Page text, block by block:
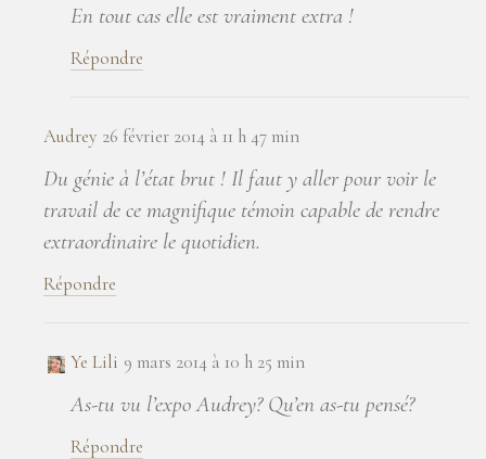
En tout cas elle est vraiment extra !
Répondre
Audrey 26 février 2014 à 11 h 47 min
Du génie à l’état brut ! Il faut y aller pour voir le
travail de ce magnifique témoin capable de rendre
extraordinaire le quotidien.
Répondre
Ye Lili 9 mars 2014 à 10 h 25 min
As-tu vu l’expo Audrey? Qu’en as-tu pensé?
Répondre